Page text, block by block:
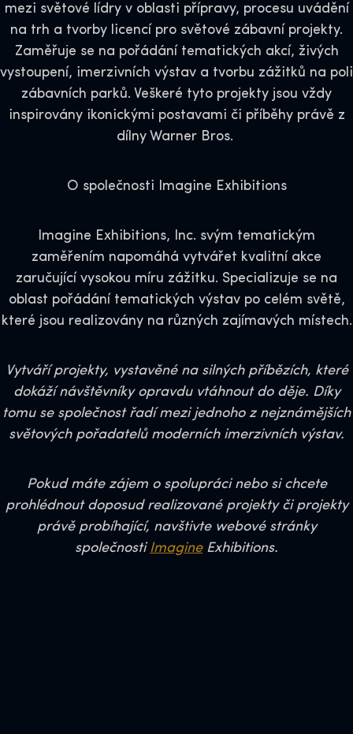
mezi světové lídry v oblasti přípravy, procesu uvádění
na trh a tvorby licencí pro světové zábavní projekty.
Zaměřuje se na pořádání tematických akcí, živých
vystoupení, imerzivních výstav a tvorbu zážitků na poli
zábavních parků. Veškeré tyto projekty jsou vždy
inspirovány ikonickými postavami či příběhy právě z
dílny Warner Bros.
O společnosti Imagine Exhibitions
Imagine Exhibitions, Inc. svým tematickým
zaměřením napomáhá vytvářet kvalitní akce
zaručující vysokou míru zážitku. Specializuje se na
oblast pořádání tematických výstav po celém světě,
které jsou realizovány na různých zajímavých místech.
Vytváří projekty, vystavěné na silných příbězích, které
dokáží návštěvníky opravdu vtáhnout do děje. Díky
tomu se společnost řadí mezi jednoho z nejznámějších
světových pořadatelů moderních imerzivních výstav.
Pokud máte zájem o spolupráci nebo si chcete
prohlédnout doposud realizované projekty či projekty
právě probíhající, navštivte webové stránky
společnostiImagineExhibitions.